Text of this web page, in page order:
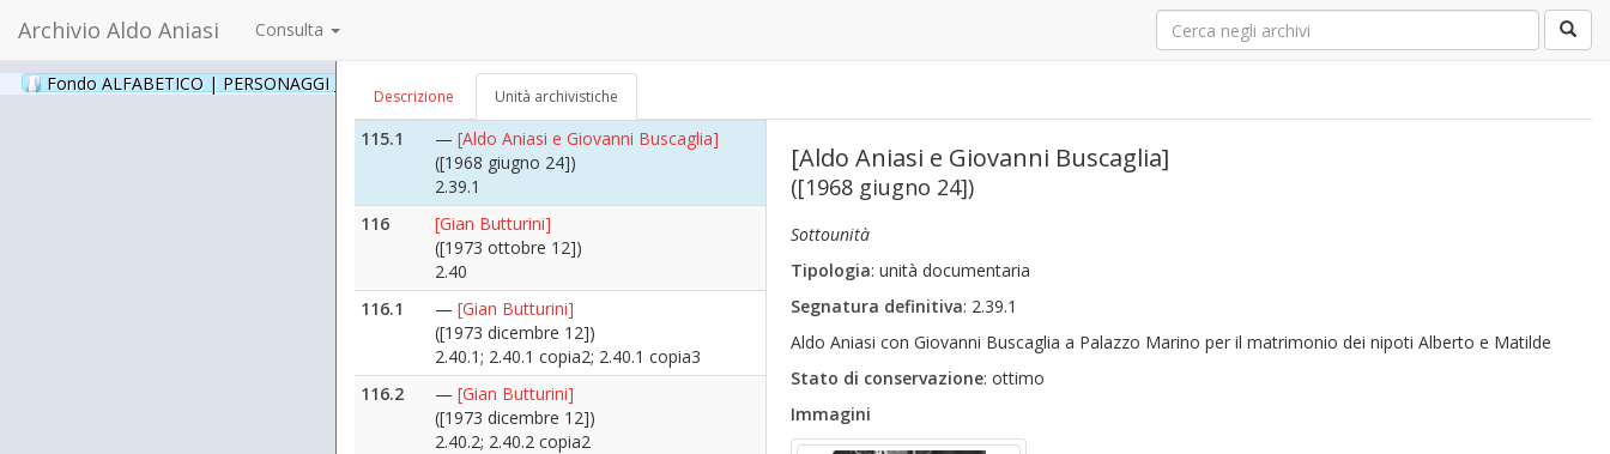
Archivio Aldo Aniasi Consulta
Fondo ALFABETICO | PERSONAGGI _ Archivio Fotografico
Descrizione Unità archivistiche
([1968 giugno 24])
2.39
115.1
— [Aldo Aniasi e Giovanni Buscaglia]
([1968 giugno 24])
2.39.1
116
[Gian Butturini]
([1973 ottobre 12])
2.40
116.1
— [Gian Butturini]
([1973 dicembre 12])
2.40.1; 2.40.1 copia2; 2.40.1 copia3
116.2
— [Gian Butturini]
([1973 dicembre 12])
2.40.2; 2.40.2 copia2
[Aldo Aniasi e Giovanni Buscaglia]
([1968 giugno 24])
Sottounità
Tipologia: unità documentaria
Segnatura definitiva: 2.39.1
Aldo Aniasi con Giovanni Buscaglia a Palazzo Marino per il matrimonio dei nipoti Alberto e Matilde
Stato di conservazione: ottimo
Immagini